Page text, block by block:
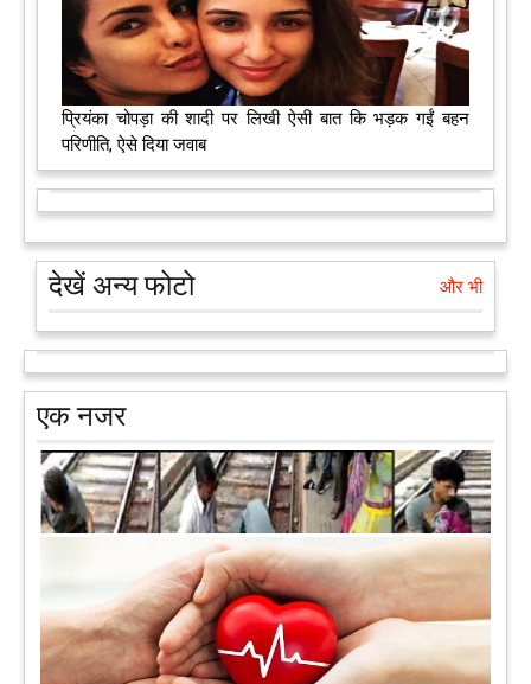
प्रियंका चोपड़ा की शादी पर लिखी ऐसी बात कि भड़क गईं बहन
परिणीति, ऐसे दिया जवाब
देखें अन्य फोटो और भी
एक नजर